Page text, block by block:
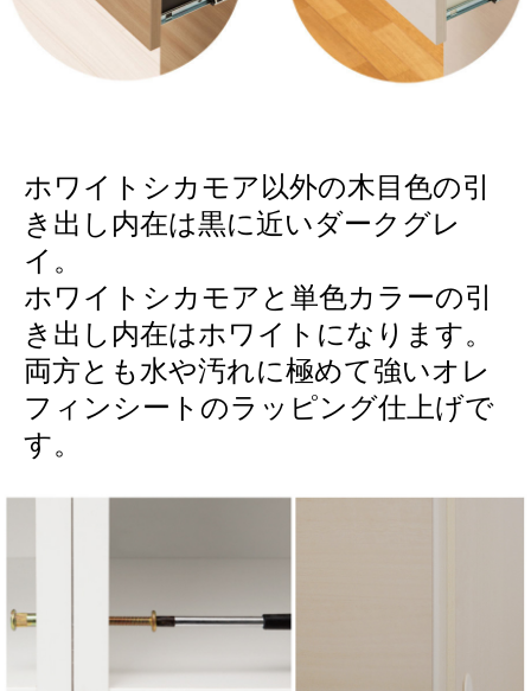
ホワイトシカモア以外の木目色の引
き出し内在は黒に近いダークグレ
イ。
ホワイトシカモアと単色カラーの引
き出し内在はホワイトになります。
両方とも水や汚れに極めて強いオレ
フィンシートのラッピング仕上げで
す。